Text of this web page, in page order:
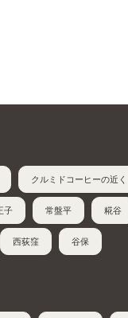
クルミドコーヒーの近く
子 常盤平 糀谷
西荻窪 谷保